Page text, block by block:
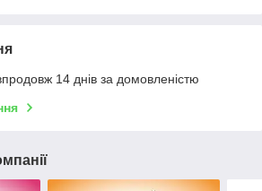
14 днів за домовленістю